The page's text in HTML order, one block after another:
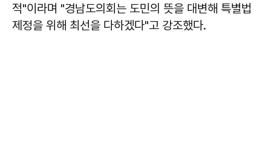
적"이라며 "경남도의회는 도민의 뜻을 대변해 특별법
제정을 위해 최선을 다하겠다"고 강조했다.